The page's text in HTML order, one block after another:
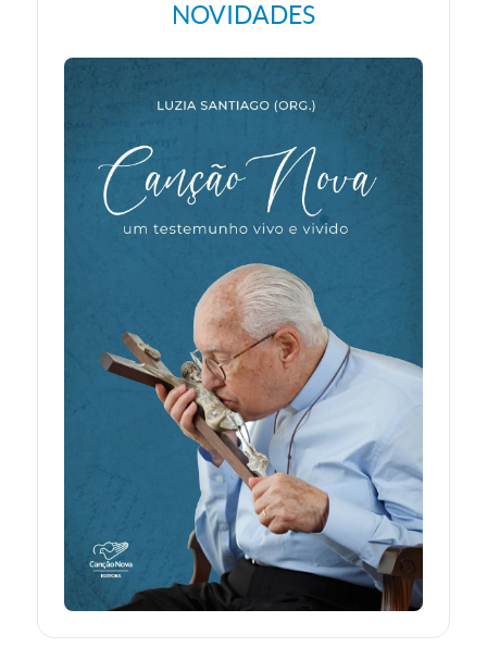
NOVIDADES